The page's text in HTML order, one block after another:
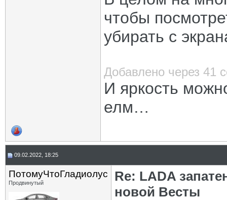
чтобы
убирать с
Добавлено через 41
И яркость
елм…
09.02.2022, 18:25
ПотомуЧтоГладиолус
Продвинутый
Re: LADA
новой Весты